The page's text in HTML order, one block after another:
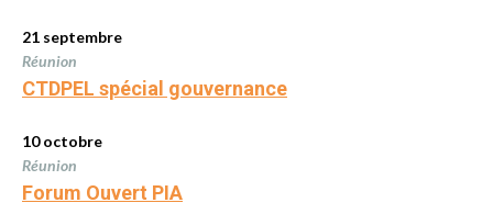
21 septembre
Réunion
CTDPEL spécial gouvernance
10 octobre
Réunion
Forum Ouvert PIA